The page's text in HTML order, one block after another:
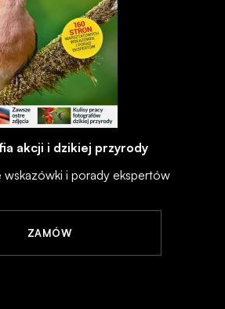
akcji i dzikiej przyrody
i porady ekspertów
ZAMÓW